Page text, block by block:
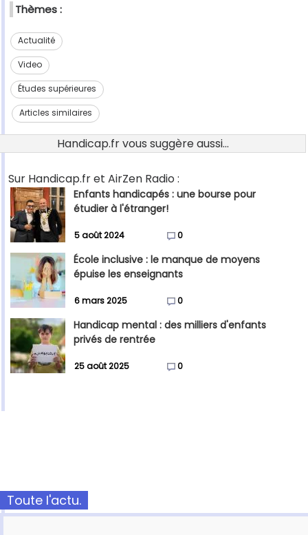
Thèmes :
Actualité
Video
Études supérieures
Articles similaires
Handicap.fr vous suggère aussi...
Sur Handicap.fr et AirZen Radio :
Enfants handicapés : une bourse pour
étudier à l'étranger!
5 août 2024 0
École inclusive : le manque de moyens
épuise les enseignants
6 mars 2025 0
Handicap mental : des milliers d'enfants
privés de rentrée
25 août 2025 0
Toute l'actu.